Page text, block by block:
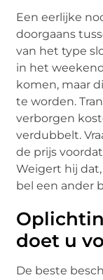
Een eerlijke
doorgaans
van het type
in het
komen, maar
te worden.
verborgen
verdubbelt.
de prijs
Weigert hij
bel een ander
doet u
De beste